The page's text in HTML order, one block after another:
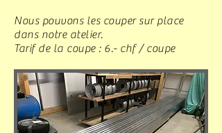
Nous pouvons les couper sur place
dans notre atelier.
Tarif de la coupe : 6.- chf / coupe